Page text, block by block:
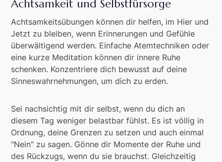
Achtsamkeit und Selbstfürsorge
Achtsamkeitsübungen können dir helfen, im Hier und
Jetzt zu bleiben, wenn Erinnerungen und Gefühle
überwältigend werden. Einfache Atemtechniken oder
eine kurze Meditation können dir innere Ruhe
schenken. Konzentriere dich bewusst auf deine
Sinneswahrnehmungen, um dich zu erden.
Sei nachsichtig mit dir selbst, wenn du dich an
diesem Tag weniger belastbar fühlst. Es ist völlig in
Ordnung, deine Grenzen zu setzen und auch einmal
"Nein" zu sagen. Gönne dir Momente der Ruhe und
des Rückzugs, wenn du sie brauchst. Gleichzeitig